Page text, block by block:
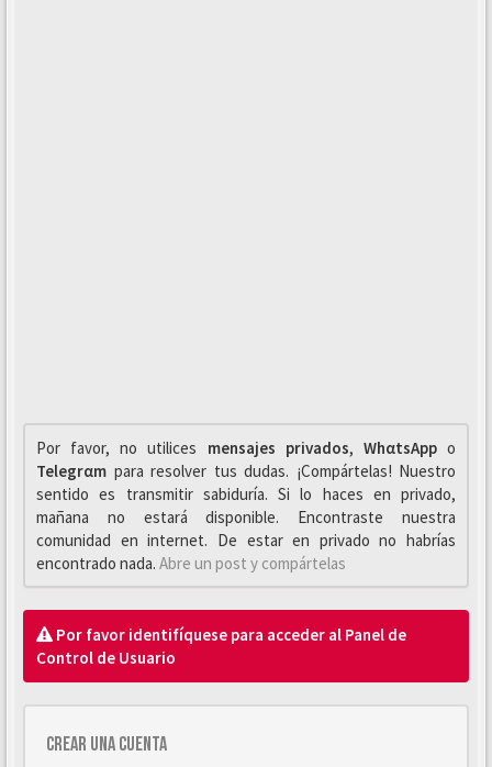
Por favor, no utilices mensajes privados, WhαtsAppo
Telegrαm para resolver tus dudas. ¡Compártelas! Nuestro
sentido es transmitir sabiduría. Si lo haces en privado,
mañana no estará disponible. Encontraste nuestra
comunidad en internet. De estar en privado no habrías
encontrado nada. Abre un post y compártelas
Por favor identifíquese para acceder al Panel de
Control de Usuario
Crear una cuenta